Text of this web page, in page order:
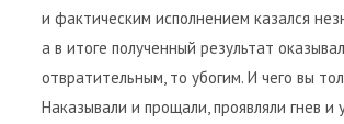
и фактическим исполнением казался
а в итоге полученный результат
отвратительным, то убогим. И чего вы
Наказывали и прощали, проявляли гнев и